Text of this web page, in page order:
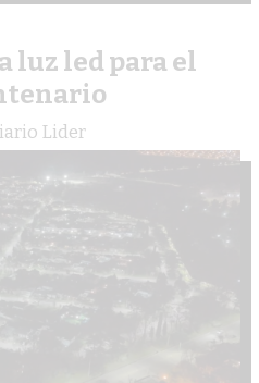
luz led para el
Lider